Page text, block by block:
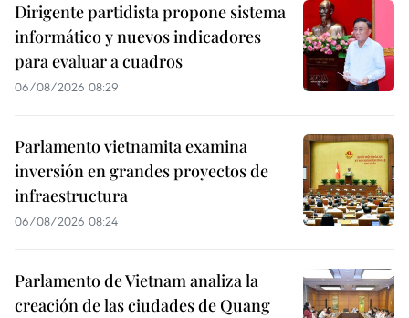
Dirigente partidista propone sistema
informático y nuevos indicadores
para evaluar a cuadros
06/08/2026 08:29
Parlamento vietnamita examina
inversión en grandes proyectos de
infraestructura
06/08/2026 08:24
Parlamento de Vietnam analiza la
creación de las ciudades de Quang